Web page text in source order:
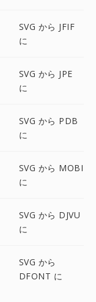
SVG から JFIF
に
SVG から JPE
に
SVG から PDB
に
SVG から MOBI
に
SVG から DJVU
に
SVG から
DFONT に